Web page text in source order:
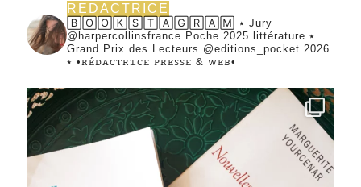
REDACTRICE
🄱🄾🄾🄺🅂🅃🄰🄶🅁🄰🄼 ⭑ Jury
@harpercollinsfrance Poche 2025 littérature ⭑
Grand Prix des Lecteurs @editions_pocket 2026
⭑ •ꭱꭼ́ꭰꭺꮯꭲꭱꮖꮯꭼ ꮲꭱꭼꮪꮪꭼ & ꮃꭼᏼ•